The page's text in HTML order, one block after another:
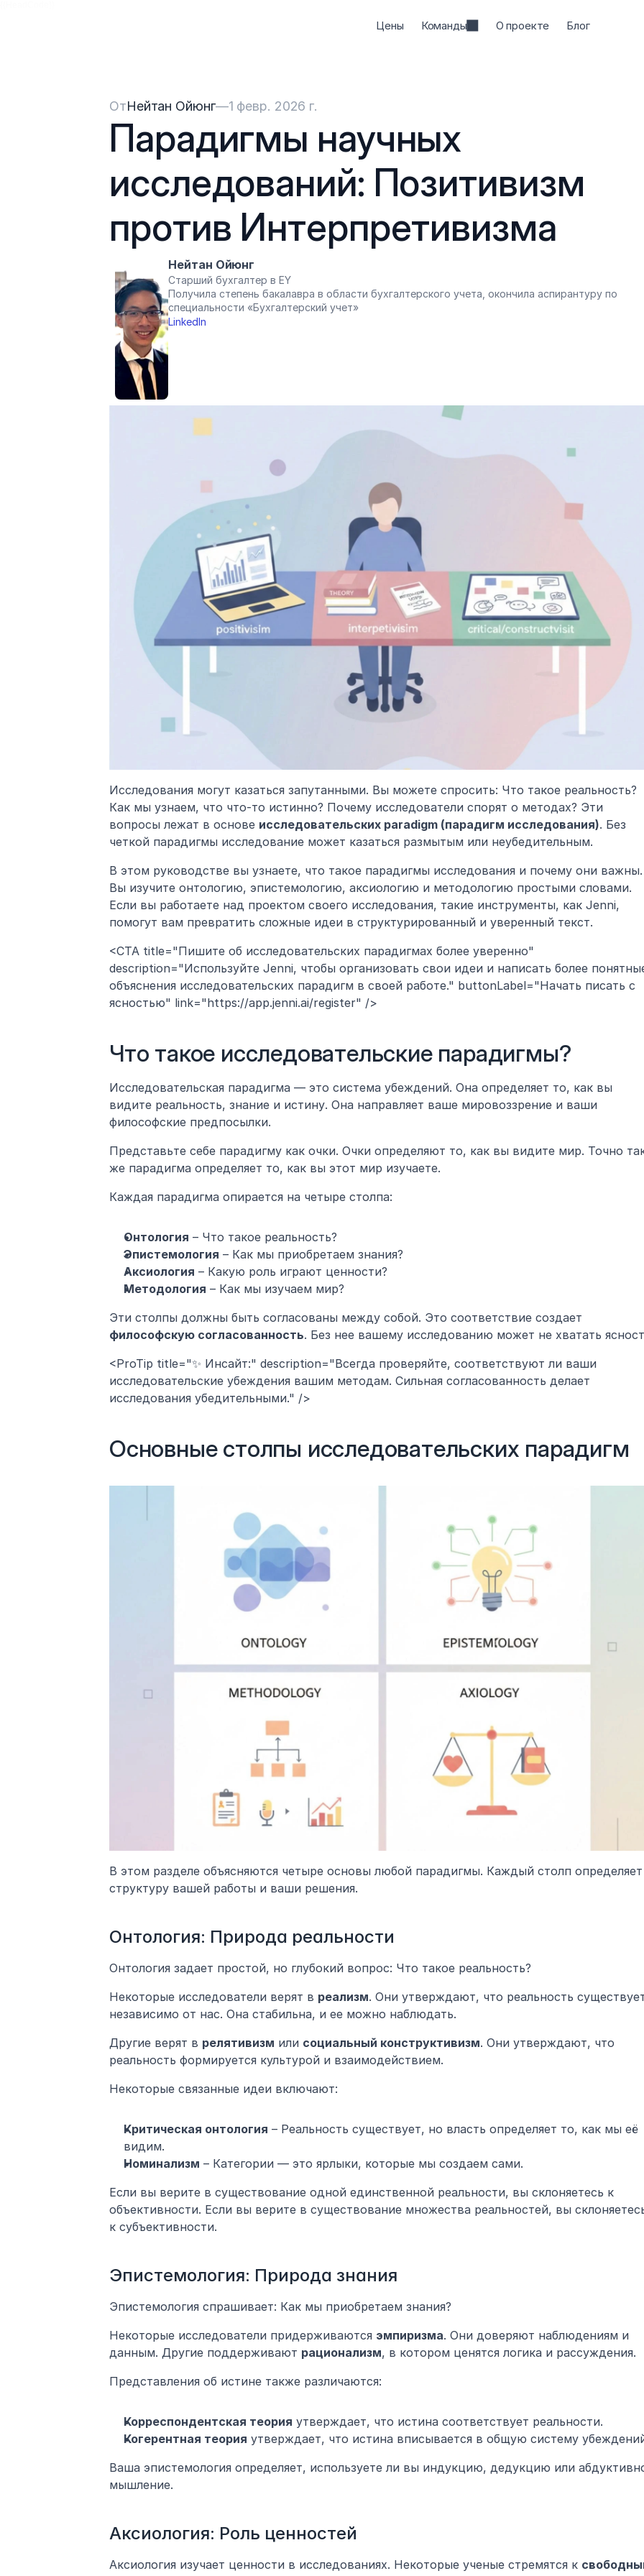
Цены Команды О проекте Блог
ОтНейтан Ойюнг—1 февр. 2026 г.
Парадигмы научных
исследований: Позитивизм
против Интерпретивизма
Нейтан Ойюнг
Старший бухгалтер в EY
Получила степень бакалавра в области бухгалтерского учета, окончила аспирантуру по
специальности «Бухгалтерский учет»
LinkedIn
Исследования могут казаться запутанными. Вы можете спросить: Что такое реальность?
Как мы узнаем, что что-то истинно? Почему исследователи спорят о методах? Эти
вопросы лежат в основе исследовательских paradigm (парадигм исследования). Без
четкой парадигмы исследование может казаться размытым или неубедительным.
В этом руководстве вы узнаете, что такое парадигмы исследования и почему они важны.
Вы изучите онтологию, эпистемологию, аксиологию и методологию простыми словами.
Если вы работаете над проектом своего исследования, такие инструменты, как Jenni,
помогут вам превратить сложные идеи в структурированный и уверенный текст.
<CTA title="Пишите об исследовательских парадигмах более уверенно"
description="Используйте Jenni, чтобы организовать свои идеи и написать более
объяснения исследовательских парадигм в своей работе." buttonLabel="Начать писать с
ясностью" link="https://app.jenni.ai/register" />
Что такое исследовательские парадигмы?
Исследовательская парадигма — это система убеждений. Она определяет то, как вы
видите реальность, знание и истину. Она направляет ваше мировоззрение и ваши
философские предпосылки.
Представьте себе парадигму как очки. Очки определяют то, как вы видите мир. Точно
же парадигма определяет то, как вы этот мир изучаете.
Каждая парадигма опирается на четыре столпа:
Онтология – Что такое реальность?
Эпистемология – Как мы приобретаем знания?
Аксиология – Какую роль играют ценности?
Методология – Как мы изучаем мир?
философскую согласованность. Без нее вашему исследованию может не хватать
<ProTip title="✨ Инсайт:" description="Всегда проверяйте, соответствуют ли ваши
исследовательские убеждения вашим методам. Сильная согласованность делает
исследования убедительными." />
Основные столпы исследовательских парадигм
В этом разделе объясняются четыре основы любой парадигмы. Каждый столп определяет
структуру вашей работы и ваши решения.
Онтология: Природа реальности
Онтология задает простой, но глубокий вопрос: Что такое реальность?
Некоторые исследователи верят в реализм. Они утверждают, что реальность
независимо от нас. Она стабильна, и ее можно наблюдать.
Другие верят в релятивизм или социальный конструктивизм. Они утверждают, что
реальность формируется культурой и взаимодействием.
Некоторые связанные идеи включают:
Критическая онтология – Реальность существует, но власть определяет то, как мы её
видим.
Номинализм – Категории — это ярлыки, которые мы создаем сами.
Если вы верите в существование одной единственной реальности, вы склоняетесь к
объективности. Если вы верите в существование множества реальностей, вы
к субъективности.
Эпистемология: Природа знания
Эпистемология спрашивает: Как мы приобретаем знания?
Некоторые исследователи придерживаются эмпиризма. Они доверяют наблюдениям и
данным. Другие поддерживают рационализм, в котором ценятся логика и рассуждения.
Представления об истине также различаются:
Корреспондентская теория утверждает, что истина соответствует реальности.
Когерентная теория утверждает, что истина вписывается в общую систему
Ваша эпистемология определяет, используете ли вы индукцию, дедукцию или
мышление.
Аксиология: Роль ценностей
Аксиология изучает ценности в исследованиях. Некоторые ученые стремятся к